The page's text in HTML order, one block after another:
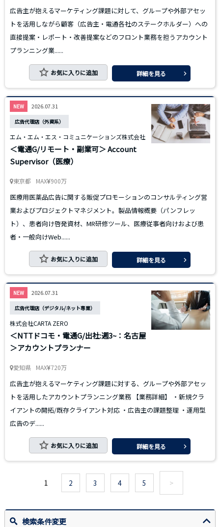
広告主が抱えるマーケティング課題に対して、グループや外部アセッ
トを活用しながら顧客（広告主・電通各社のステークホルダー）への
直接提案・レポート・改善提案などのフロント業務を担うアカウント
プランニング業......
お気に入りに追加 詳細を見る
NEW 2026.07.31
広告代理店（外資系）
エム・エム・エス・コミュニケーションズ株式会社
＜電通G/リモート・副業可＞ Account
Supervisor（医療）
東京都 MAX 900万
医療用医薬品広告に関する販促プロモーションのコンサルティング営
業およびプロジェクトマネジメント。製品情報概要（パンフレッ
ト）、患者向け啓発資材、MR研修ツール、医療従事者向けおよび患
者・一般向けWeb......
お気に入りに追加 詳細を見る
NEW 2026.07.31
広告代理店（デジタル/ネット専業）
株式会社CARTA ZERO
＜NTTドコモ・電通G/出社:週3~：名古屋
＞アカウントプランナー
愛知県 MAX 720万
広告主が抱えるマーケティング課題に対する、グループや外部アセッ
トを活用したアカウントプランニング業務 【業務詳細】 ・新規クラ
イアントの開拓/既存クライアント対応 ・広告主の課題整理 ・運用型
広告のデ......
お気に入りに追加 詳細を見る
1 2 3 4 5 >
検索条件変更